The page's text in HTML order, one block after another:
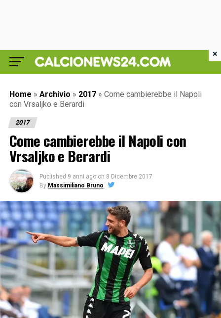
Home » Archivio » 2017 » Come cambierebbe il Napoli
con Vrsaljko e Berardi
2017
Come cambierebbe il Napoli con
Vrsaljko e Berardi
Published 9 anni ago on 8 Dicembre 2017
By Massimiliano Bruno
×